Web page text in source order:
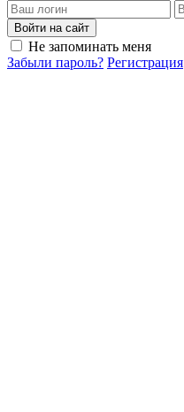
Войти на сайт
Не запоминать меня
Забыли пароль? Регистрация